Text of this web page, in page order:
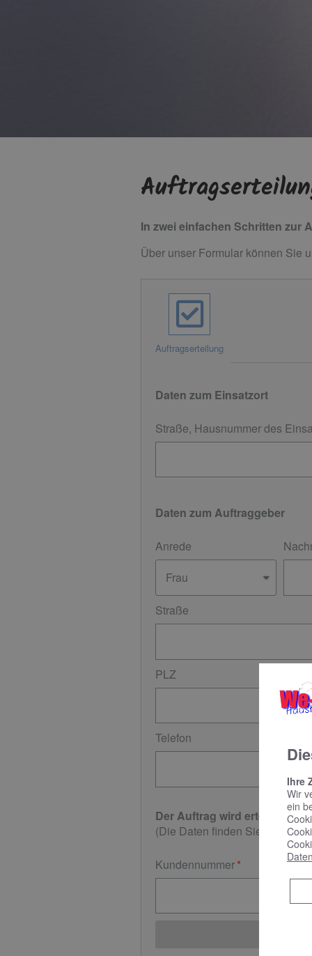
In zwei einfachen Schritten zur
Über unser Formular können Sie
Auftragserteilung
Daten zum Einsatzort
Straße, Hausnummer des
Daten zum Auftraggeber
Anrede
Straße
PLZ
Telefon
Der Auftrag wird erteilt für
(Die Daten finden Sie rechts
Kundennummer
Ihre
Wir
ein